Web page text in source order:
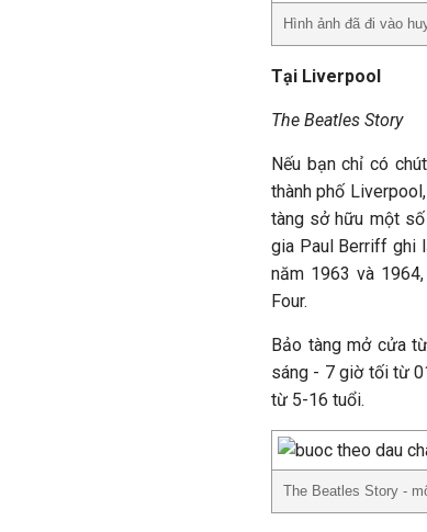
Hình ảnh đã đi vào
Tại Liverpool
The Beatles Story
Nếu bạn chỉ có
thành phố
tàng sở hữu một
gia Paul Berriff ghi
năm 1963 và
Four.
Bảo tàng mở cửa
sáng - 7 giờ tối từ
từ 5-16 tuổi.
The Beatles Story -